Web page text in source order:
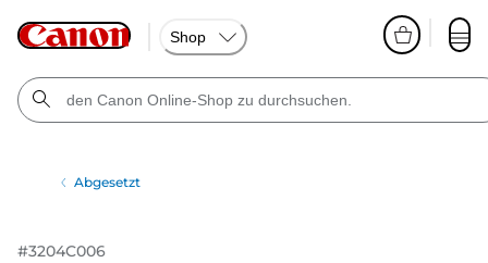
Shop
Abgesetzt
#3204C006